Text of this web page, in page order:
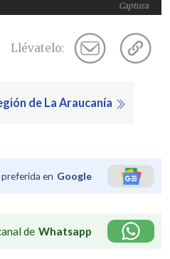
Captura
Llévatelo:
de La Araucanía
en Google
de Whatsapp